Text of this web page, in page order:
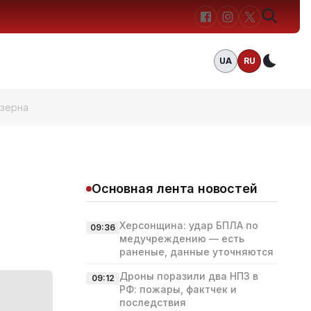
UA RU
Основная лента новостей
09:36 Херсонщина: удар БПЛА по
медучреждению — есть
раненые, данные уточняются
09:12 Дроны поразили два НПЗ в
РФ: пожары, фактчек и
последствия